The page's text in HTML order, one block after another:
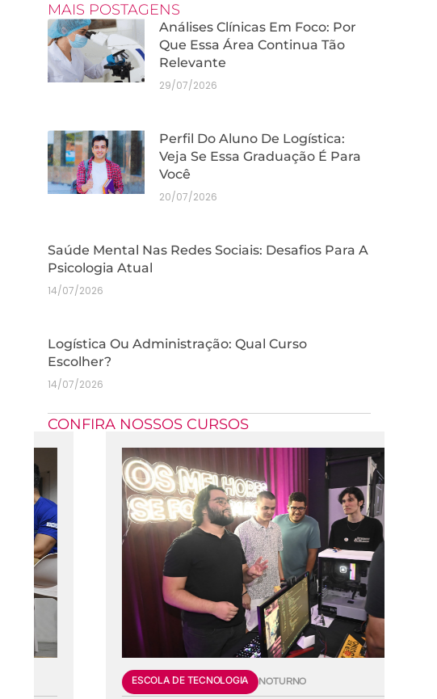
MAIS POSTAGENS
Análises Clínicas Em Foco: Por
Que Essa Área Continua Tão
Relevante
29/07/2026
Perfil Do Aluno De Logística:
Veja Se Essa Graduação É Para
Você
20/07/2026
Saúde Mental Nas Redes Sociais: Desafios Para A
Psicologia Atual
14/07/2026
Logística Ou Administração: Qual Curso
Escolher?
14/07/2026
CONFIRA NOSSOS CURSOS
ESCOLA DE TECNOLOGIA NOTURNO